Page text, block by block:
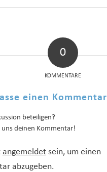
0
KOMMENTARE
einen Kommentar
beteiligen?
uns deinen Kommentar!
angemeldetsein, um einen
abzugeben.